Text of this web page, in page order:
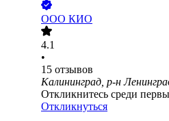
ООО КИО
4.1
•
15 отзывов
Калининград, р-н
Откликнитесь среди
Откликнуться